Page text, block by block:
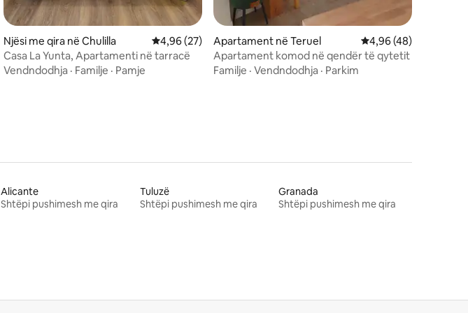
Njësi me qira në Chulilla Vlerësimi mesatar 4,96 nga 5, 27 vlerësime
4,96 (27)
Casa La Yunta, Apartamenti në tarracë
Vendndodhja · Familje · Pamje
Apartament në Teruel Vlerësimi mesatar
4,96 (48)
Apartament komod në qendër të qytetit
Familje · Vendndodhja · Parkim
Alicante
Shtëpi pushimesh me qira
Tuluzë
Shtëpi pushimesh me qira
Granada
Shtëpi pushimesh me qira